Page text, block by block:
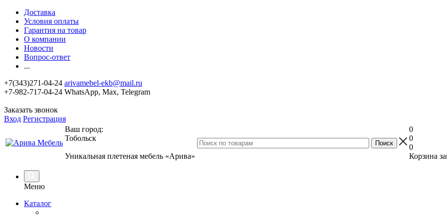
Доставка
Условия оплаты
Гарантия на товар
О компании
Новости
Вопрос-ответ
...
+7(343)271-04-24 arivamebel-ekb@mail.ru
+7-982-717-04-24 WhatsApp, Max, Telegram
Заказать звонок
Вход Регистрация
Ваш город:
Тобольск
Уникальная плетеная мебель «Арива»
0
0
0
Корзина
Меню
Каталог